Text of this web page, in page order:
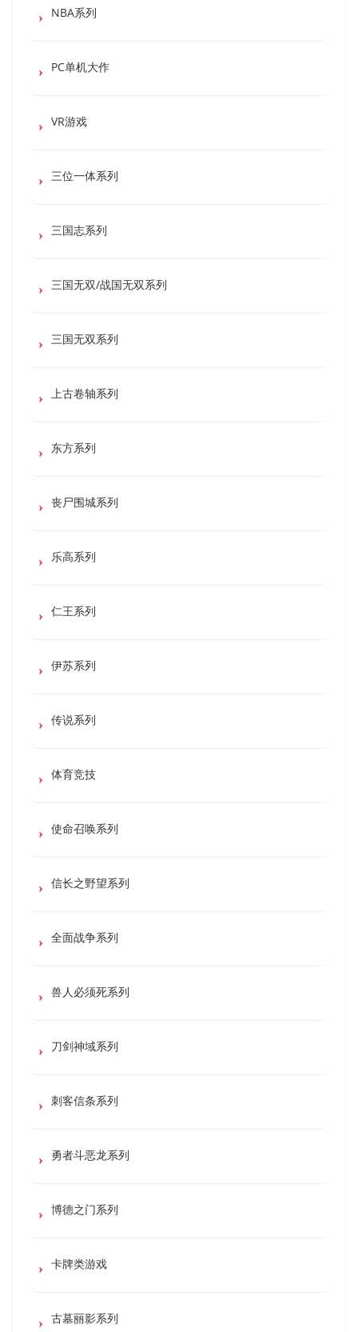
NBA系列
PC单机大作
VR游戏
三位一体系列
三国志系列
三国无双/战国无双系列
三国无双系列
上古卷轴系列
东方系列
丧尸围城系列
乐高系列
仁王系列
伊苏系列
传说系列
体育竞技
使命召唤系列
信长之野望系列
全面战争系列
兽人必须死系列
刀剑神域系列
刺客信条系列
勇者斗恶龙系列
博德之门系列
卡牌类游戏
古墓丽影系列